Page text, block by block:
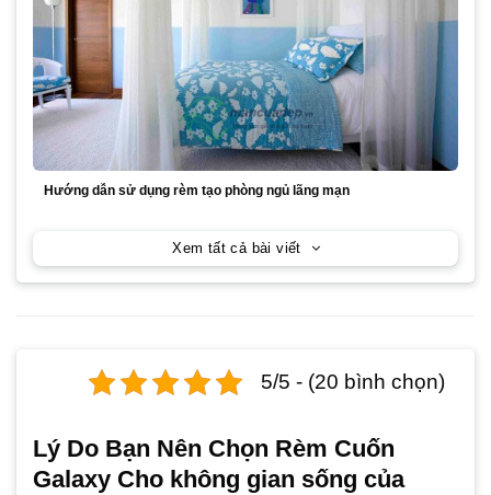
5/5 - (20 bình chọn)
Lý Do Bạn Nên Chọn Rèm Cuốn
Galaxy Cho không gian sống của
Hướng dẫn sử dụng rèm tạo phòng ngủ lãng mạn
Xem tất cả bài viết